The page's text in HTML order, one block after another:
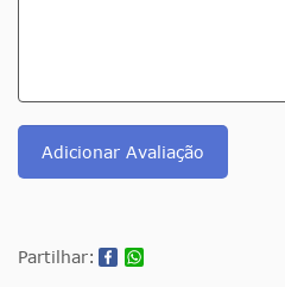
Adicionar Avaliação
Partilhar: